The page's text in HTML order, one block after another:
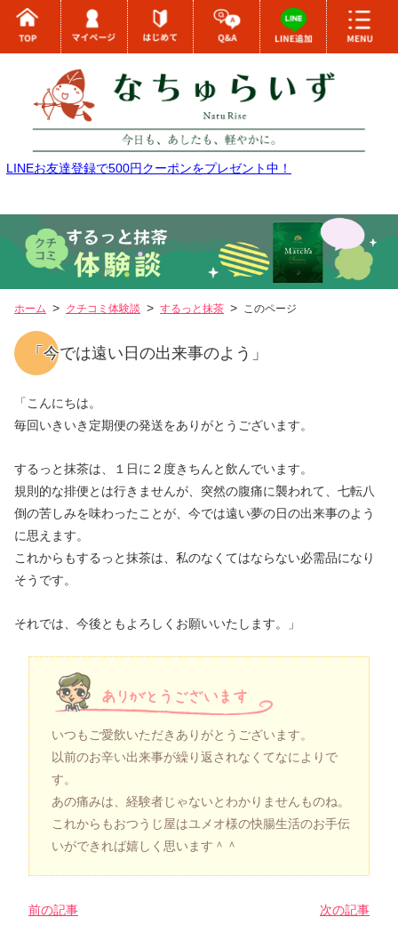
LINEお友達登録で500円クーポンをプレゼント中！
ホーム クチコミ体験談 するっと抹茶 このページ
「今では遠い日の出来事のよう」
「こんにちは。
毎回いきいき定期便の発送をありがとうございます。
するっと抹茶は、１日に２度きちんと飲んでいます。
規則的な排便とは行きませんが、突然の腹痛に襲われて、七転八
倒の苦しみを味わったことが、今では遠い夢の日の出来事のよう
に思えます。
これからもするっと抹茶は、私のなくてはならない必需品になり
そうです。
それでは、今後ともよろしくお願いいたします。」
いつもご愛飲いただきありがとうございます。
以前のお辛い出来事が繰り返されなくてなによりで
す。
あの痛みは、経験者じゃないとわかりませんものね。
これからもおつうじ屋はユメオ様の快腸生活のお手伝
いができれば嬉しく思います＾＾
前の記事
次の記事